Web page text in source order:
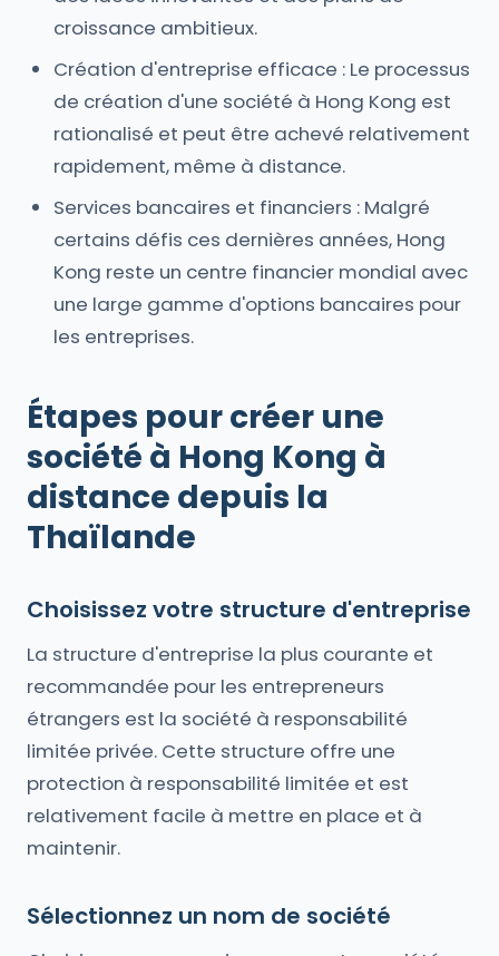
croissance ambitieux.
Création d'entreprise efficace : Le processus
de création d'une société à Hong Kong est
rationalisé et peut être achevé relativement
rapidement, même à distance.
Services bancaires et financiers : Malgré
certains défis ces dernières années, Hong
Kong reste un centre financier mondial avec
une large gamme d'options bancaires pour
les entreprises.
Étapes pour créer une
société à Hong Kong à
distance depuis la
Thaïlande
Choisissez votre structure d'entreprise
La structure d'entreprise la plus courante et
recommandée pour les entrepreneurs
étrangers est la société à responsabilité
limitée privée. Cette structure offre une
protection à responsabilité limitée et est
relativement facile à mettre en place et à
maintenir.
Sélectionnez un nom de société